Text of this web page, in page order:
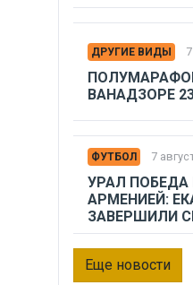
ДРУГИЕ ВИДЫ
ВАНАДЗОРЕ
ФУТБОЛ 7
УРАЛ
АРМЕНИЕЙ:
ЗАВЕРШИЛИ
Еще новости